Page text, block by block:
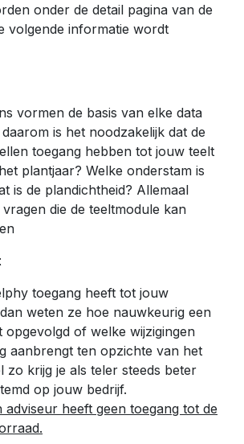
onder de detail pagina van de
volgende informatie wordt
vormen de basis van elke data
is het noodzakelijk dat de
toegang hebben tot jouw teelt
plantjaar? Welke onderstam is
is de plandichtheid? Allemaal
die de teeltmodule kan
toegang heeft tot jouw
weten ze hoe nauwkeurig een
opgevolgd of welke wijzigingen
aanbrengt ten opzichte van het
zo krijg je als teler steeds beter
op jouw bedrijf.
adviseur heeft geen toegang tot de